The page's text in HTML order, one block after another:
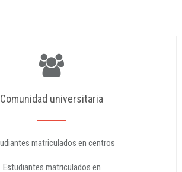
Comunidad universitaria
matriculados en centros
Estudiantes matriculados en